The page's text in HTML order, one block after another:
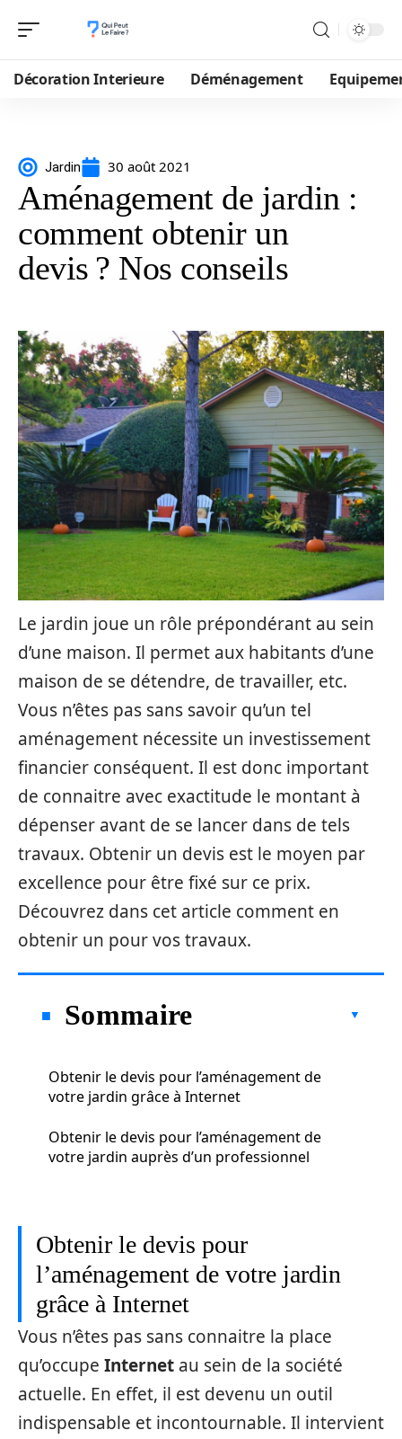
Décoration Interieure Déménagement
Jardin 30 août 2021
Aménagement de jardin :
comment obtenir un
devis ? Nos conseils
Le jardin joue un rôle prépondérant au sein
d’une maison. Il permet aux habitants d’une
maison de se détendre, de travailler, etc.
Vous n’êtes pas sans savoir qu’un tel
aménagement nécessite un investissement
financier conséquent. Il est donc important
de connaitre avec exactitude le montant à
dépenser avant de se lancer dans de tels
travaux. Obtenir un devis est le moyen par
excellence pour être fixé sur ce prix.
Découvrez dans cet article comment en
obtenir un pour vos travaux.
Sommaire
Obtenir le devis pour l’aménagement de
votre jardin grâce à Internet
Obtenir le devis pour l’aménagement de
votre jardin auprès d’un professionnel
Obtenir le devis pour
l’aménagement de votre jardin
grâce à Internet
Vous n’êtes pas sans connaitre la place
qu’occupe Internet au sein de la société
actuelle. En effet, il est devenu un outil
indispensable et incontournable. Il intervient